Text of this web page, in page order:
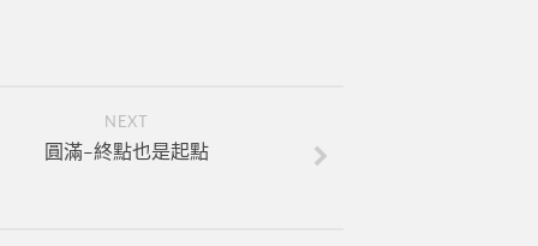
NEXT
圓滿–終點也是起點